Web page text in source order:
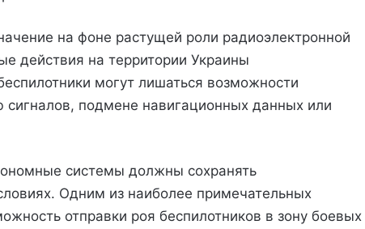
на фоне растущей роли радиоэлектронной
действия на территории Украины
могут лишаться возможности
сигналов, подмене навигационных данных или
системы должны сохранять
Одним из наиболее примечательных
отправки роя беспилотников в зону боевых